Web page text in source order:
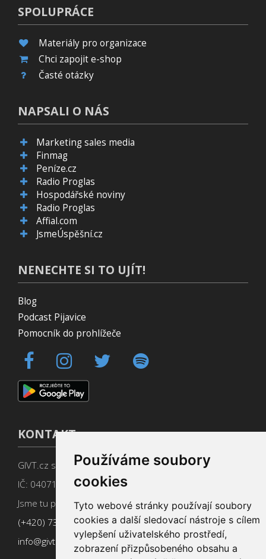
Používáme soubory
cookies
Tyto webové stránky používají soubory
cookies a další sledovací nástroje s cílem
vylepšení uživatelského prostředí,
zobrazení přizpůsobeného obsahu a
SPOLUPRÁCE
Materiály pro organizace
Chci zapojit e-shop
Časté otázky
NAPSALI O NÁS
Marketing sales media
Finmag
Peníze.cz
Radio Proglas
Hospodářské noviny
Radio Proglas
Affial.com
JsmeÚspěšní.cz
NENECHTE SI TO UJÍT!
Blog
Podcast Pijavice
Pomocník do prohlížeče
KONTAKT
GIVT.cz s. r. o., Dolní nám. 16, 779 00 Olomouc
IČ: 04071433
Jsme tu pro Vás od 9:00 do 17:00
(+420) 737 266 402
info@givt.cz